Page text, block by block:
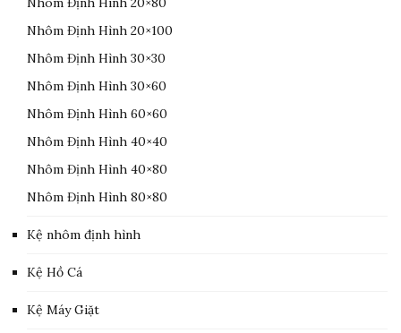
Nhôm Định Hình 20×100
Nhôm Định Hình 30×30
Nhôm Định Hình 30×60
Nhôm Định Hình 60×60
Nhôm Định Hình 40×40
Nhôm Định Hình 40×80
Nhôm Định Hình 80×80
Kệ nhôm định hình
Kệ Hồ Cá
Kệ Máy Giặt